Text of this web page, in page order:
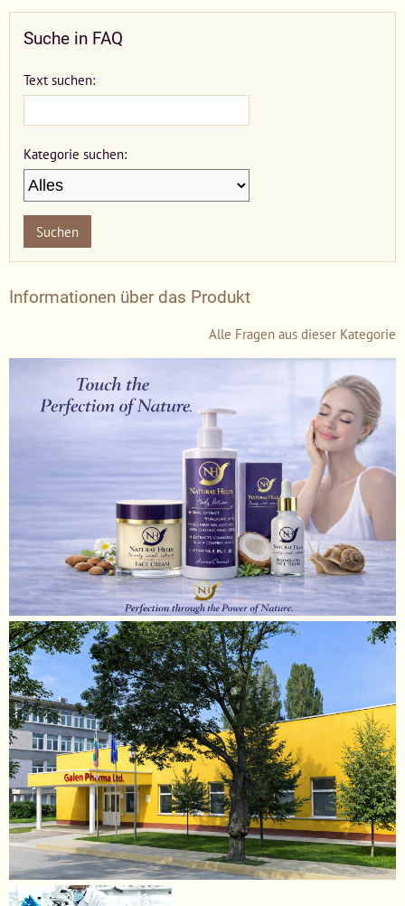
Suche in FAQ
Text suchen:
Kategorie suchen:
Suchen
Informationen über das Produkt
Alle Fragen aus dieser Kategorie